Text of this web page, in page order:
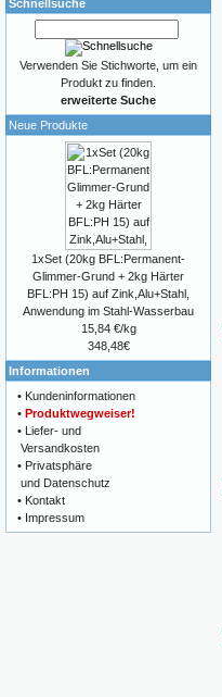
Schnellsuche
Verwenden Sie Stichworte, um ein
Produkt zu finden.
erweiterte Suche
Neue Produkte
1xSet (20kg BFL:Permanent-
Glimmer-Grund + 2kg Härter
BFL:PH 15) auf Zink,Alu+Stahl,
Anwendung im Stahl-Wasserbau
15,84 €/kg
348,48€
Informationen
• Kundeninformationen
• Produktwegweiser!
• Liefer- und
Versandkosten
• Privatsphäre
und Datenschutz
• Kontakt
• Impressum